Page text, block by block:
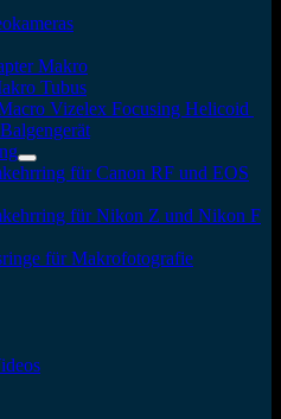
Makro
Tubus
Vizelex Focusing Helicoid
für Canon RF und EOS
für Nikon Z und Nikon F
für Makrofotografie